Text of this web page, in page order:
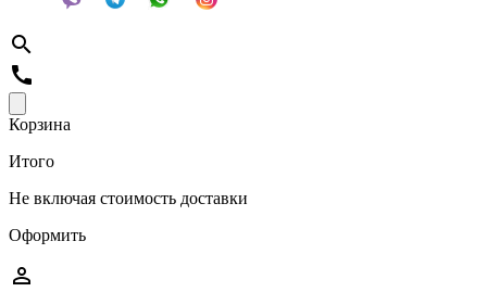
search
call
Корзина
Итого
Не включая стоимость доставки
Оформить
person_outline